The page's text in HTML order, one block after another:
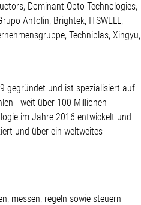
Dominant Opto Technologies,
Antolin, Brightek, ITSWELL,
Techniplas, Xingyu,
gegründet und ist spezialisiert auf
- weit über 100 Millionen -
im Jahre 2016 entwickelt und
und über ein weltweites
messen, regeln sowie steuern